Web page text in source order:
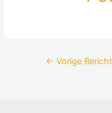
Bericht
← Vorige Bericht